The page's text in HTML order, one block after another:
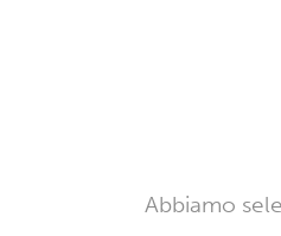
Abbiamo